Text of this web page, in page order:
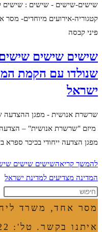
שישים-שישים - שישים : שישים
קטגוריה-אירועים מיוחדים- מסר
פיני קבסה
שישים שישים
שנולדו עם הקמת
ישראל
שרשרת אנושית - מפגן ההצדעה
מפגן הצדעה ייחודי בכיכר ספרא
להמשך קריאהשישים שישים
המדינה מצדיעים למדינת ישראל
מסר אחד, משרד
איתנו בקשר. טל': 972-2-6541822 +